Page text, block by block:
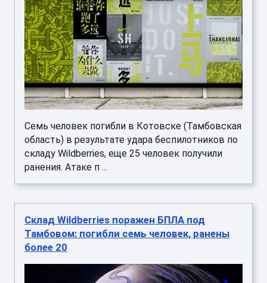
Семь человек погибли в Котовске (Тамбовская
область) в результате удара беспилотников по
складу Wildberries, еще 25 человек получили
ранения. Атаке п ...
Склад Wildberries поражен БПЛА под
Тамбовом: погибли семь человек, ранены
более 20